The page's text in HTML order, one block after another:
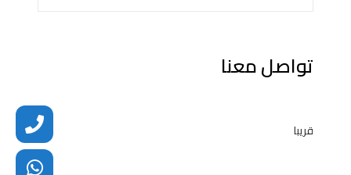
تواصل معنا
قريبا